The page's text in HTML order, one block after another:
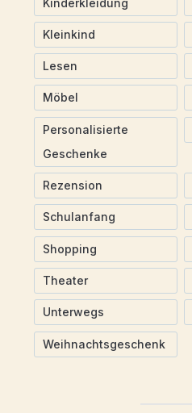
Kleinkind
Lesen
Möbel
Personalisierte
Geschenke
Rezension
Schulanfang
Shopping
Theater
Unterwegs
Weihnachtsgeschenk